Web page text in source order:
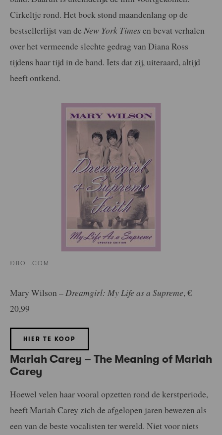
Cirkeltje rond. Het boek stond maandenlang op de
bestsellerlijst van de New York Timesen bevat verhalen
over het vermeende slechte gedrag van Diana Ross
tijdens haar tijd in de band. Iets dat zij, uiteraard, altijd
heeft ontkend.
©BOL.COM
Mary Wilson –Dreamgirl: My Life as a Supreme, €
20,99
HIER TE KOOP
Mariah Carey – The Meaning of Mariah
Carey
Hoewel velen haar vooral opzetten rond de kerstperiode,
heeft Mariah Carey zich de afgelopen jaren bewezen als
een van de beste vocalisten ter wereld. Niet voor niets